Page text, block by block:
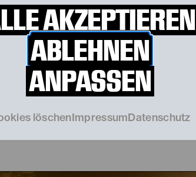
AKZEPTIEREN
ABLEHNEN
ANPASSEN
löschen Impressum Datenschutz